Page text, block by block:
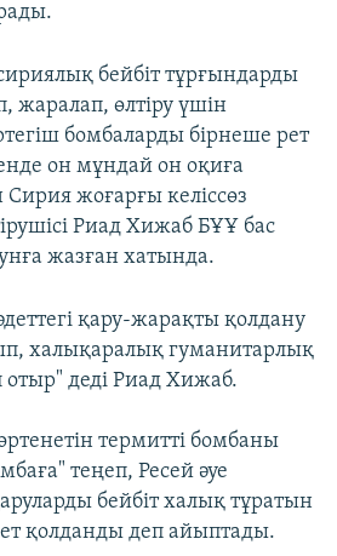
бейбіт тұрғындарды
жаралап, өлтіру үшін
бомбаларды бірнеше рет
он мұндай он оқиға
жоғарғы келіссөз
Риад Хижаб БҰҰ бас
жазған хатында.
қару-жарақты қолдану
халықаралық гуманитарлық
отыр" деді Риад Хижаб.
термитті бомбаны
теңеп, Ресей әуе
бейбіт халық тұратын
қолданды деп айыптады.